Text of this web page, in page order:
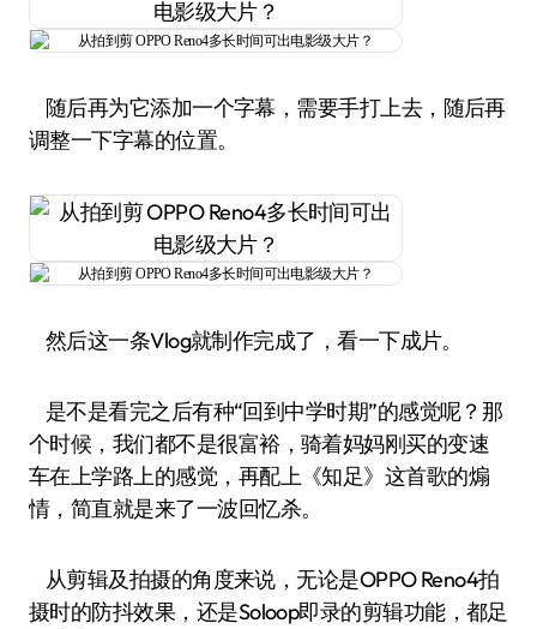
随后再为它添加一个字幕，需要手打上去，随后再
调整一下字幕的位置。
然后这一条Vlog就制作完成了，看一下成片。
是不是看完之后有种“回到中学时期”的感觉呢？那
个时候，我们都不是很富裕，骑着妈妈刚买的变速
车在上学路上的感觉，再配上《知足》这首歌的煽
情，简直就是来了一波回忆杀。
从剪辑及拍摄的角度来说，无论是OPPO Reno4拍
摄时的防抖效果，还是Soloop即录的剪辑功能，都足